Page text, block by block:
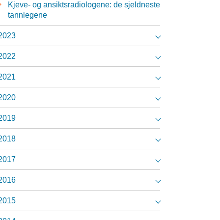
Kjeve- og ansiktsradiologene: de sjeldneste
tannlegene